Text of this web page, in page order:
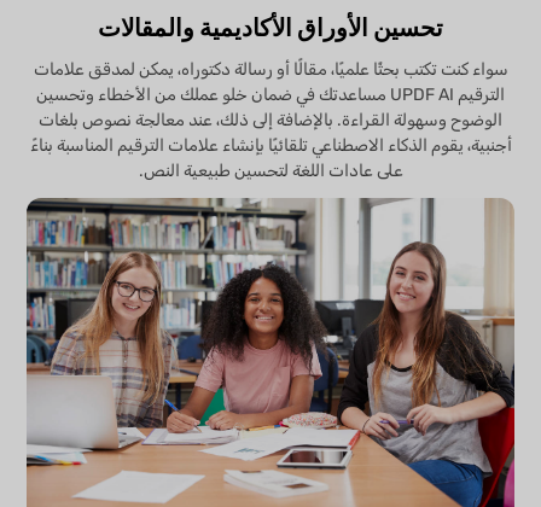
تحسين الأوراق الأكاديمية والمقالات
سواء كنت تكتب بحثًا علميًا، مقالًا أو رسالة دكتوراه، يمكن لمدقق علامات
الترقيم UPDF AI مساعدتك في ضمان خلو عملك من الأخطاء وتحسين
الوضوح وسهولة القراءة. بالإضافة إلى ذلك، عند معالجة نصوص بلغات
أجنبية، يقوم الذكاء الاصطناعي تلقائيًا بإنشاء علامات الترقيم المناسبة بناءً
على عادات اللغة لتحسين طبيعية النص.